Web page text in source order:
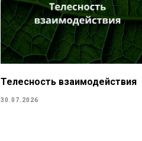
Телесность взаимодействия
30.07.2026